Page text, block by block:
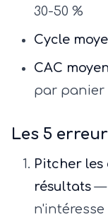
30-50 %
Cycle
CAC moyen
par panier
Les 5
Pitcher les
résultats —